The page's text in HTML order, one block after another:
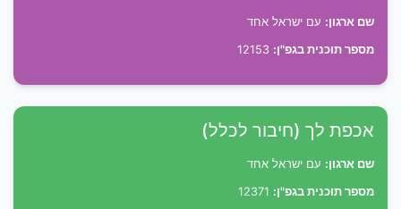
שם ארגון: עם ישראל אחד
מספר תוכנית בגפ"ן:
אכפת לך (חיבור לכלל)
שם ארגון: עם ישראל אחד
מספר תוכנית בגפ"ן: